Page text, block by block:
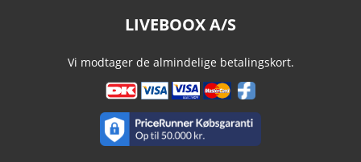
LIVEBOOX A/S
Vi modtager de almindelige betalingskort.